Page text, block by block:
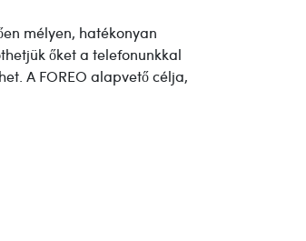
mélyen, hatékonyan
őket a telefonunkkal
A FOREO alapvető célja,